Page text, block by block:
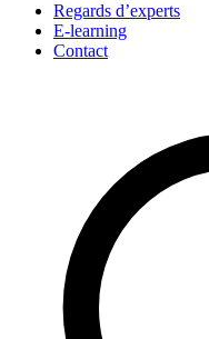
Regards d’experts
E-learning
Contact